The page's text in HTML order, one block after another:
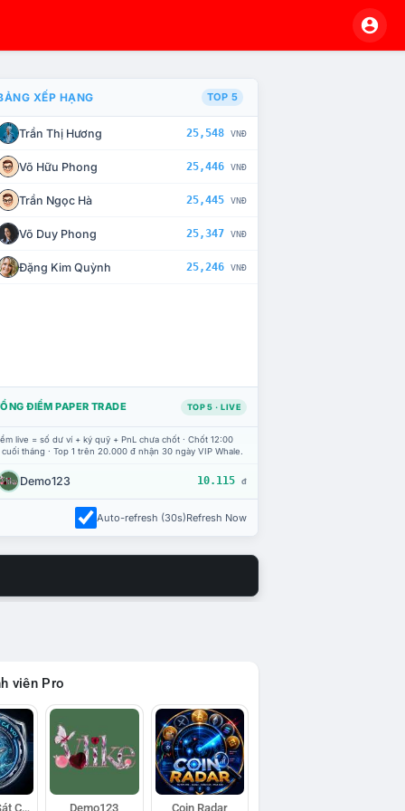
CHẾ TÀI XỬ LÝ VI PHẠM
XẾP HẠNG TOP 5
Trần Thị Hương 25,548 VNĐ
Võ Hữu Phong 25,446 VNĐ
Trần Ngọc Hà 25,445 VNĐ
Võ Duy Phong 25,347 VNĐ
Đặng Kim Quỳnh 25,246 VNĐ
ĐIỂM PAPER TRADE TOP 5 · LIVE
live = số dư ví + ký quỹ + PnL chưa chốt · Chốt 12:00
tháng · Top 1 trên 20.000 đ nhận 30 ngày VIP Whale.
Demo123 10.115 đ
Auto-refresh (30s)Refresh Now
viên Pro
Đội Trinh Sát Cá Voi Demo123 Coin Radar